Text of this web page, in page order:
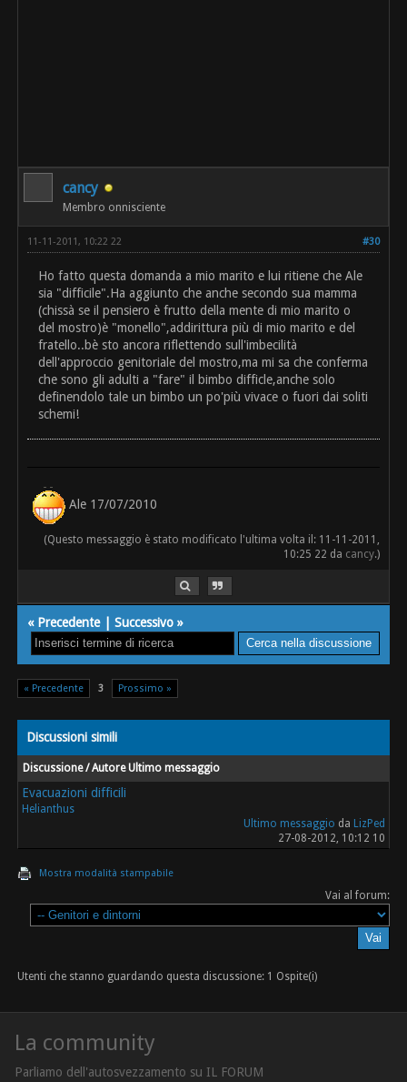
cancy
Membro onnisciente
#30
11-11-2011, 10:22 22
Ho fatto questa domanda a mio marito e lui ritiene che Ale
sia "difficile".Ha aggiunto che anche secondo sua mamma
(chissà se il pensiero è frutto della mente di mio marito o
del mostro)è "monello",addirittura più di mio marito e del
fratello..bè sto ancora riflettendo sull'imbecilità
dell'approccio genitoriale del mostro,ma mi sa che conferma
che sono gli adulti a "fare" il bimbo difficle,anche solo
definendolo tale un bimbo un po'più vivace o fuori dai soliti
schemi!
Ale 17/07/2010
(Questo messaggio è stato modificato l'ultima volta il: 11-11-2011,
10:25 22 da cancy.)
« Precedente|Successivo »
« Precedente 3 Prossimo »
Discussioni simili
Discussione / Autore Ultimo messaggio
Evacuazioni difficili
Helianthus
Ultimo messaggio da LizPed
27-08-2012, 10:12 10
Mostra modalità stampabile
Vai al forum:
Utenti che stanno guardando questa discussione: 1 Ospite(i)
La community
Parliamo dell'autosvezzamento su IL FORUM